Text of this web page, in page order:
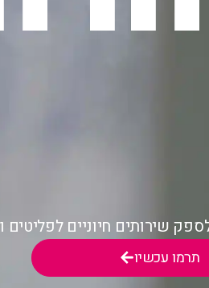
שירותים חיוניים
תרמו עכשיו